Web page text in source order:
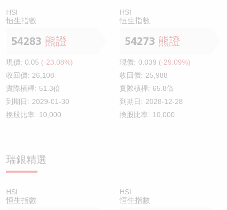
HSI
恒生指數
54283 熊證
現價: 0.05 (-23.08%)
收回價: 26,108
實際槓桿: 51.3倍
到期日: 2029-01-30
換股比率: 10,000
HSI
恒生指數
54273 熊證
現價: 0.039 (-29.09%)
收回價: 25,988
實際槓桿: 65.8倍
到期日: 2028-12-28
換股比率: 10,000
瑞銀精選
HSI
恒生指數
HSI
恒生指數